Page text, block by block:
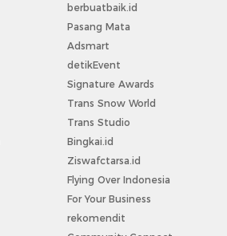
berbuatbaik.id
Pasang Mata
Adsmart
detikEvent
Signature Awards
Trans Snow World
Trans Studio
Bingkai.id
Ziswafctarsa.id
Flying Over Indonesia
For Your Business
rekomendit